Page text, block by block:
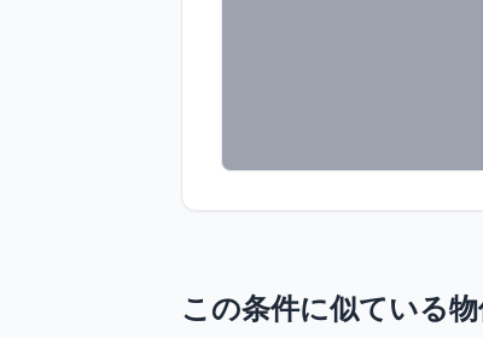
この条件に似ている